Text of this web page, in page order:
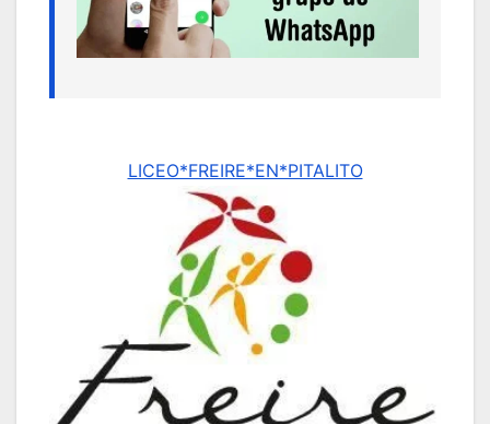
LICEO*FREIRE*EN*PITALITO